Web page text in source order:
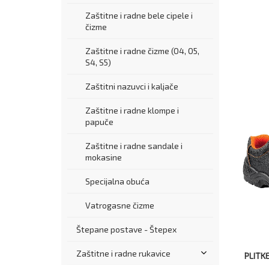
Zaštitne i radne bele cipele i
čizme
Zaštitne i radne čizme (O4, O5,
S4, S5)
Zaštitni nazuvci i kaljače
Zaštitne i radne klompe i
papuče
Zaštitne i radne sandale i
mokasine
Specijalna obuća
Vatrogasne čizme
Štepane postave - Štepex
Zaštitne i radne rukavice